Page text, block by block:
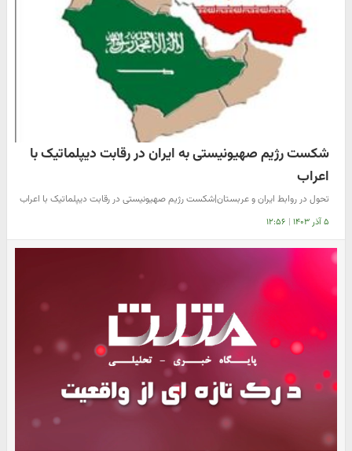
شکست رژیم صهیونیستی به ایران در رقابت دیپلماتیک با
اعراب
تحول در روابط ایران و عربستان|شکست رژیم صهیونیستی در رقابت دیپلماتیک با اعراب
۵ آذر ۱۴۰۳ | ۱۲:۵۶